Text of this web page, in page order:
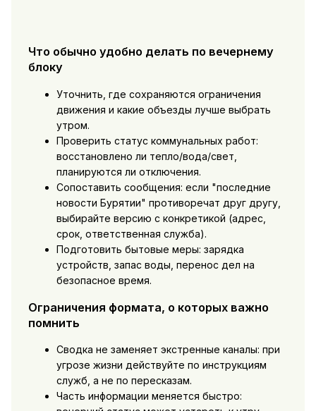
Что обычно удобно делать по вечернему
блоку
Уточнить, где сохраняются ограничения
движения и какие объезды лучше выбрать
утром.
Проверить статус коммунальных работ:
восстановлено ли тепло/вода/свет,
планируются ли отключения.
Сопоставить сообщения: если "последние
новости Бурятии" противоречат друг другу,
выбирайте версию с конкретикой (адрес,
срок, ответственная служба).
Подготовить бытовые меры: зарядка
устройств, запас воды, перенос дел на
безопасное время.
Ограничения формата, о которых важно
помнить
Сводка не заменяет экстренные каналы: при
угрозе жизни действуйте по инструкциям
служб, а не по пересказам.
Часть информации меняется быстро: